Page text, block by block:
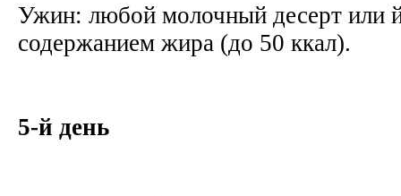
Ужин: любой молочный десерт или
содержанием жира (до 50 ккал).
5-й день